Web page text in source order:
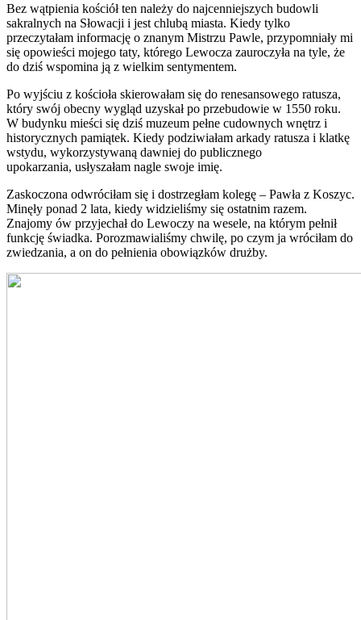
Bez wątpienia kościół ten należy do najcenniejszych budowli
sakralnych na Słowacji i jest chlubą miasta. Kiedy tylko
przeczytałam informację o znanym Mistrzu Pawle, przypomniały mi
się opowieści mojego taty, którego Lewocza zauroczyła na tyle, że
do dziś wspomina ją z wielkim sentymentem.
Po wyjściu z kościoła skierowałam się do renesansowego ratusza,
który swój obecny wygląd uzyskał po przebudowie w 1550 roku.
W budynku mieści się dziś muzeum pełne cudownych wnętrz i
historycznych pamiątek. Kiedy podziwiałam arkady ratusza i klatkę
wstydu, wykorzystywaną dawniej do publicznego
upokarzania, usłyszałam nagle swoje imię.
Zaskoczona odwróciłam się i dostrzegłam kolegę – Pawła z Koszyc.
Minęły ponad 2 lata, kiedy widzieliśmy się ostatnim razem.
Znajomy ów przyjechał do Lewoczy na wesele, na którym pełnił
funkcję świadka. Porozmawialiśmy chwilę, po czym ja wróciłam do
zwiedzania, a on do pełnienia obowiązków drużby.